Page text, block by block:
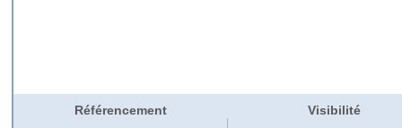
Référencement Visibilité